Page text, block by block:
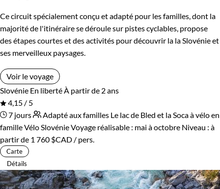
Ce circuit spécialement conçu et adapté pour les familles, dont la
majorité de l'itinéraire se déroule sur pistes cyclables, propose
des étapes courtes et des activités pour découvrir la la Slovénie et
ses merveilleux paysages.
Voir le voyage
Slovénie En liberté À partir de 2 ans
4,15 / 5
7 jours
Adapté aux familles Le lac de Bled et la Soca à vélo en
familleVélo SlovénieVoyage réalisable : mai à octobre Niveau : à
partir de 1 760 $CAD / pers.
Carte
Détails